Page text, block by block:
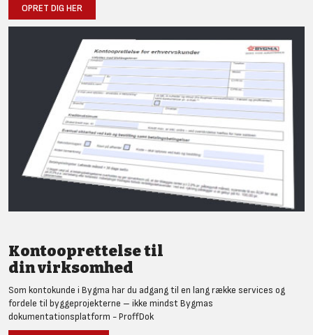
OPRET DIG HER
Kontooprettelse til
din virksomhed
Som kontokunde i Bygma har du adgang til en lang række services og
fordele til byggeprojekterne – ikke mindst Bygmas
dokumentationsplatform - ProffDok